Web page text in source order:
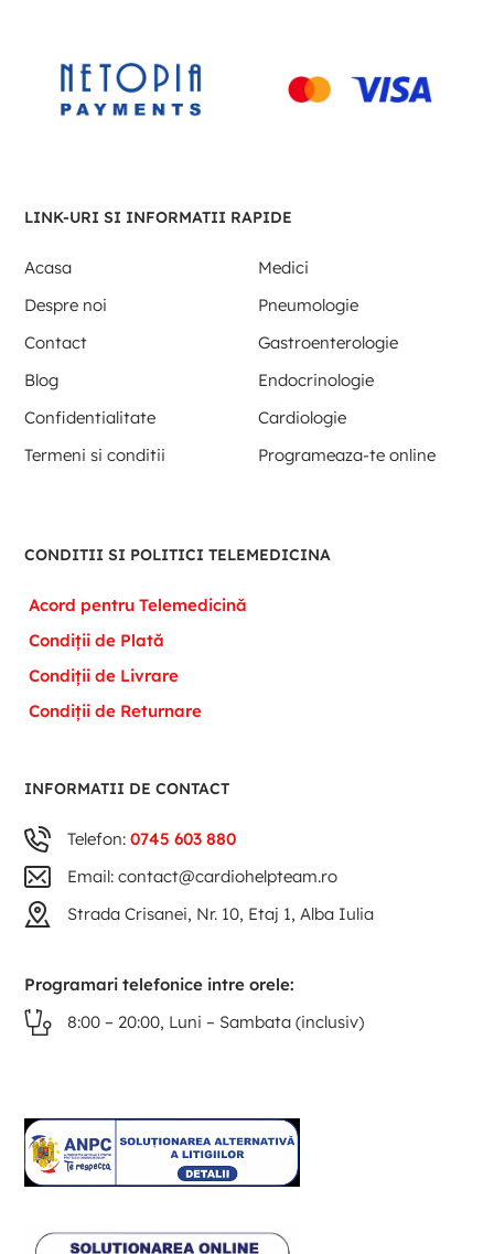
LINK-URI SI INFORMATII RAPIDE
Acasa
Medici
Despre noi
Pneumologie
Contact
Gastroenterologie
Blog
Endocrinologie
Confidentialitate
Cardiologie
Termeni si conditii
Programeaza-te online
CONDITII SI POLITICI TELEMEDICINA
Acord pentru Telemedicină
Condiții de Plată
Condiții de Livrare
Condiții de Returnare
INFORMATII DE CONTACT
Telefon:0745 603 880
Email: contact@cardiohelpteam.ro
Strada Crisanei, Nr. 10, Etaj 1, Alba Iulia
Programari telefonice intre orele:
8:00 – 20:00, Luni – Sambata (inclusiv)